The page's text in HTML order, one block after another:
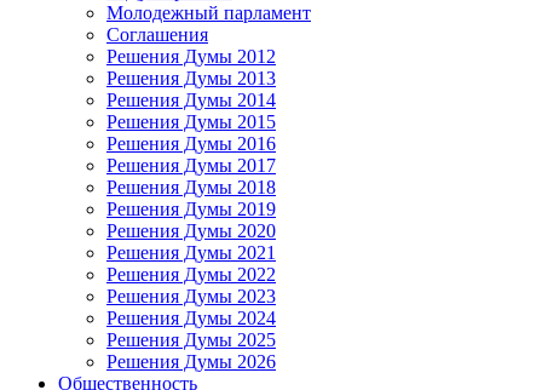
Молодежный парламент
Соглашения
Решения Думы 2012
Решения Думы 2013
Решения Думы 2014
Решения Думы 2015
Решения Думы 2016
Решения Думы 2017
Решения Думы 2018
Решения Думы 2019
Решения Думы 2020
Решения Думы 2021
Решения Думы 2022
Решения Думы 2023
Решения Думы 2024
Решения Думы 2025
Решения Думы 2026
Общественность